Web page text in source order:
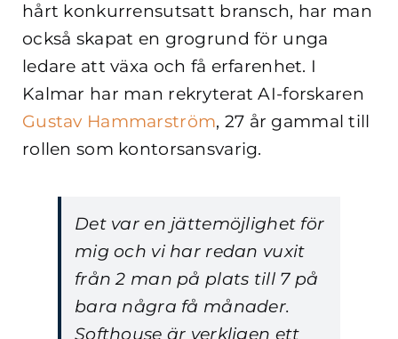
hårt konkurrensutsatt bransch, har man
också skapat en grogrund för unga
ledare att växa och få erfarenhet. I
Kalmar har man rekryterat AI-forskaren
Gustav Hammarström, 27 år gammal till
rollen som kontorsansvarig.
Det var en jättemöjlighet för
mig och vi har redan vuxit
från 2 man på plats till 7 på
bara några få månader.
Softhouse är verkligen ett